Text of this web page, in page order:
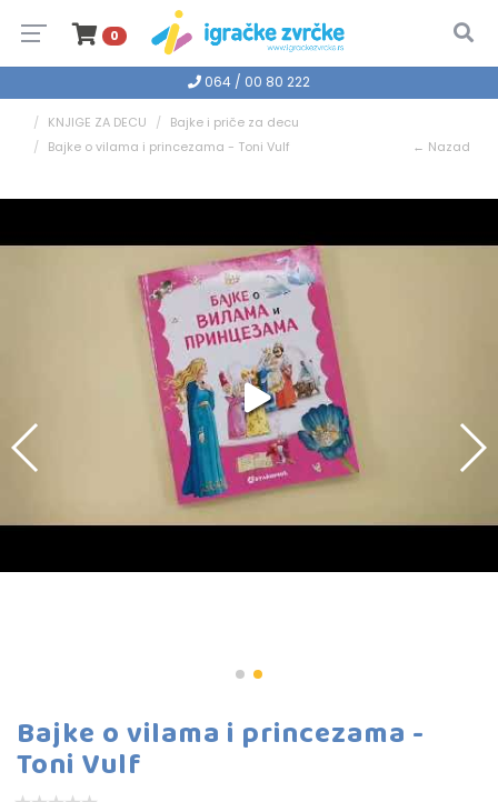
0
064 / 00 80 222
KNJIGE ZA DECU
Bajke i priče za decu
Bajke o vilama i princezama - Toni Vulf
← Nazad
Bajke o vilama i princezama -
Toni Vulf